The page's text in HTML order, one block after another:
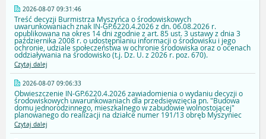
2026-08-07 09:31:46
Treść decyzji Burmistrza Myszyńca o środowiskowych
uwarunkowaniach znak IN-GP.6220.4.2026 z dn. 06.08.2026 r.
opublikowana na okres 14 dni zgodnie z art. 85 ust. 3 ustawy z dnia 3
października 2008 r. o udostępnianiu informacji o środowisku i jego
ochronie, udziale społeczeństwa w ochronie środowiska oraz o ocenach
oddziaływania na środowisko (t.j. Dz. U. z 2026 r. poz. 670).
Czytaj dalej
2026-08-07 09:06:33
Obwieszczenie IN-GP.6220.4.2026 zawiadomienia o wydaniu decyzji o
środowiskowych uwarunkowaniach dla przedsięwzięcia pn. "Budowa
domu jednorodzinnego, mieszkalnego w zabudowie wolnostojącej"
planowanego do realizacji na działce numer 191/13 obręb Myszyniec
Czytaj dalej